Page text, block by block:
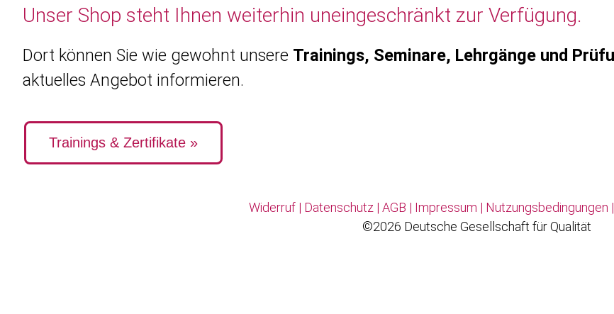
Unser Shop steht Ihnen weiterhin uneingeschränkt zur Verfügung.
Dort können Sie wie gewohnt unsere Trainings, Seminare, Lehrgänge und
aktuelles Angebot informieren.
Trainings & Zertifikate »
Widerruf | Datenschutz | AGB | Impressum | Nutzungsbedingungen |
©2026 Deutsche Gesellschaft für Qualität